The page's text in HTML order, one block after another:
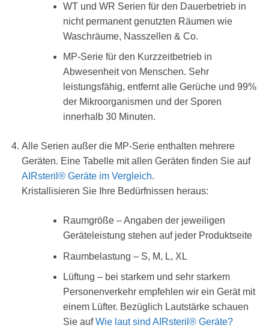
WT und WR Serien für den Dauerbetrieb in
nicht permanent genutzten Räumen wie
Waschräume, Nasszellen & Co.
MP-Serie für den Kurzzeitbetrieb in
Abwesenheit von Menschen. Sehr
leistungsfähig, entfernt alle Gerüche und 99%
der Mikroorganismen und der Sporen
innerhalb 30 Minuten.
Alle Serien außer die MP-Serie enthalten mehrere
Geräten. Eine Tabelle mit allen Geräten finden Sie auf
AIRsteril® Geräte im Vergleich.
Kristallisieren Sie Ihre Bedürfnissen heraus:
Raumgröße – Angaben der jeweiligen
Geräteleistung stehen auf jeder Produktseite
Raumbelastung – S, M, L, XL
Lüftung – bei starkem und sehr starkem
Personenverkehr empfehlen wir ein Gerät mit
einem Lüfter. Bezüglich Lautstärke schauen
Sie aufWie laut sind AIRsteril® Geräte?